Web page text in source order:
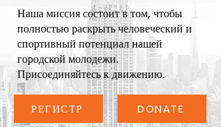
Наша миссия состоит в том, чтобы
полностью раскрыть человеческий и
спортивный потенциал нашей
городской молодежи.
Присоединяйтесь к движению.
РЕГИСТР DONATE